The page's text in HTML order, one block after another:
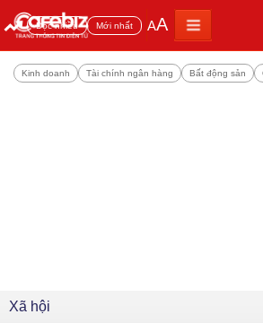
Đọc nhiều Mới nhất AA
Kinh doanh Tài chính ngân hàng Bất động sản
Xã hội